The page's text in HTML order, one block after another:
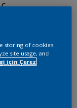
20 KG
storing of cookies
site usage, and
için Çerez